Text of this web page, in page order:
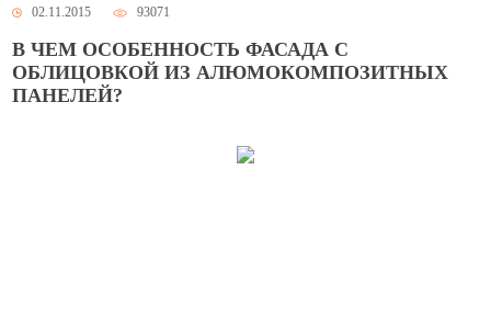
02.11.2015 93071
В ЧЕМ ОСОБЕННОСТЬ ФАСАДА С
ОБЛИЦОВКОЙ ИЗ АЛЮМОКОМПОЗИТНЫХ
ПАНЕЛЕЙ?